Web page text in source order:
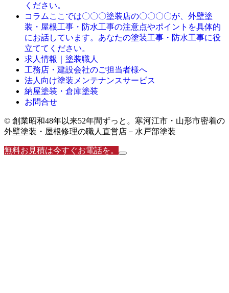
ください。
コラム ここでは〇〇〇塗装店の〇〇〇〇が、外壁塗
装・屋根工事・防水工事の注意点やポイントを具体的
にお話しています。あなたの塗装工事・防水工事に役
立ててください。
求人情報｜塗装職人
工務店・建設会社のご担当者様へ
法人向け塗装メンテナンスサービス
納屋塗装・倉庫塗装
お問合せ
© 創業昭和48年以来52年間ずっと。寒河江市・山形市密着の
外壁塗装・屋根修理の職人直営店－水戸部塗装
無料お見積は今すぐお電話を。